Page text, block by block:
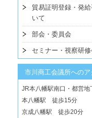
貿易証明登録・発
いて
部会・委員会
セミナー・視察研修
市川商工会議所へのア
JR本八幡駅南口・都営地
本八幡駅 徒歩15分
京成八幡駅 徒歩20分